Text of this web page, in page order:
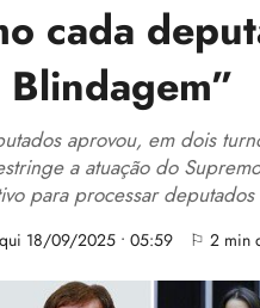
cada
Blindagem”
aprovou, em dois
a atuação do
para processar
qui 18/09/2025 • 05:59 ⚐ 2 min